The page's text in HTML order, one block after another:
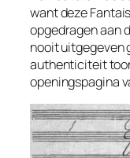
want deze
opgedragen aan
nooituitgegeven
authenticiteit
openingspagina